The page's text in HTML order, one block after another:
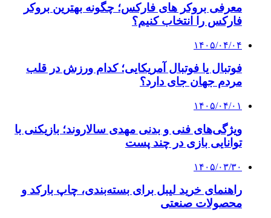
معرفی بروکر های فارکس؛ چگونه بهترین بروکر
فارکس را انتخاب کنیم؟
۱۴۰۵/۰۴/۰۴
فوتبال یا فوتبال آمریکایی؛ کدام ورزش در قلب
مردم جهان جای دارد؟
۱۴۰۵/۰۴/۰۱
ویژگی‌های فنی و بدنی مهدی سالاروند؛ بازیکنی با
توانایی بازی در چند پست
۱۴۰۵/۰۳/۳۰
راهنمای خرید لیبل برای بسته‌بندی، چاپ بارکد و
محصولات صنعتی